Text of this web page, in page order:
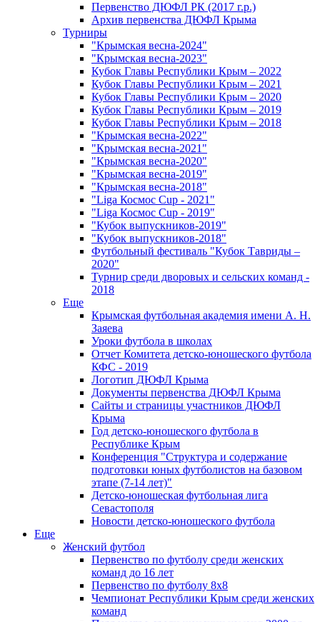
Первенство ДЮФЛ РК (2017 г.р.)
Архив первенства ДЮФЛ Крыма
Турниры
"Крымская весна-2024"
"Крымская весна-2023"
Кубок Главы Республики Крым – 2022
Кубок Главы Республики Крым – 2021
Кубок Главы Республики Крым – 2020
Кубок Главы Республики Крым – 2019
Кубок Главы Республики Крым – 2018
"Крымская весна-2022"
"Крымская весна-2021"
"Крымская весна-2020"
"Крымская весна-2019"
"Крымская весна-2018"
"Liga Космос Cup - 2021"
"Liga Космос Cup - 2019"
"Кубок выпускников-2019"
"Кубок выпускников-2018"
Футбольный фестиваль "Кубок Тавриды –
2020"
Турнир среди дворовых и сельских команд -
2018
Еще
Крымская футбольная академия имени А. Н.
Заяева
Уроки футбола в школах
Отчет Комитета детско-юношеского футбола
КФС - 2019
Логотип ДЮФЛ Крыма
Документы первенства ДЮФЛ Крыма
Сайты и страницы участников ДЮФЛ
Крыма
Год детско-юношеского футбола в
Республике Крым
Конференция "Структура и содержание
подготовки юных футболистов на базовом
этапе (7-14 лет)"
Детско-юношеская футбольная лига
Севастополя
Новости детско-юношеского футбола
Еще
Женский футбол
Первенство по футболу среди женских
команд до 16 лет
Первенство по футболу 8х8
Чемпионат Республики Крым среди женских
команд